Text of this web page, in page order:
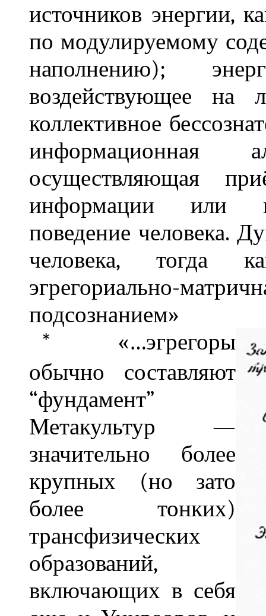
источников энергии,
по модулируемому
наполнению);
воздействующее
коллективное
информационная
осуществляющая
информации или
поведение человека.
человека,
эгрегориально-
подсознанием»
*
«…эгрегоры
обычно составляют
“фундамент”
Метакультур —
значительно более
крупных (но зато
более тонких)
трансфизических
образований,
включающих в себя